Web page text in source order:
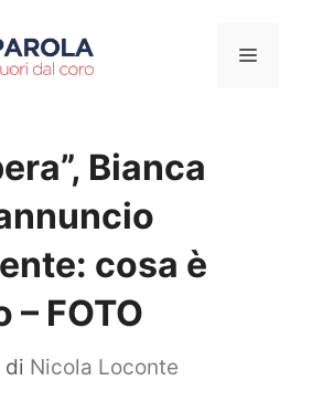
Menu
Bianca
cosa è
FOTO
di Nicola Loconte